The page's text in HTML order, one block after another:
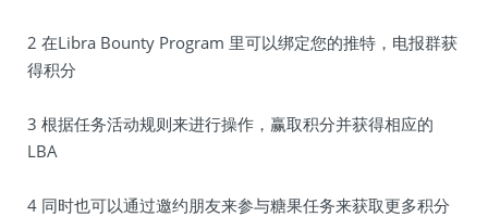
2 在Libra Bounty Program 里可以绑定您的推特，电报群获
得积分
3 根据任务活动规则来进行操作，赢取积分并获得相应的
LBA
4 同时也可以通过邀约朋友来参与糖果任务来获取更多积分